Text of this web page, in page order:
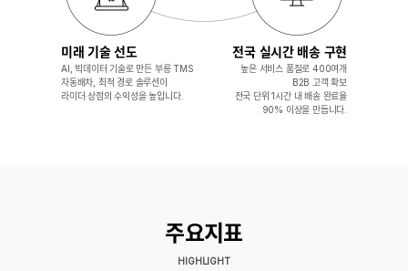
미래 기술 선도​
AI, 빅데이터 기술로 만든 부릉 TMS
자동배차, 최적 경로 솔루션이
라이더·상점의 수익성을 높입니다.
전국 실시간 배송 구현​
높은 서비스 품질로 400여개
B2B 고객 확보​
전국 단위 1시간 내 배송 완료율
90% 이상을 만듭니다.
주요지표
HIGHLIGHT